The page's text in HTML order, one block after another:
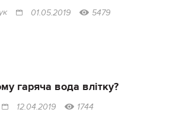
01.05.2019 5479
гаряча вода влітку?
12.04.2019 1744